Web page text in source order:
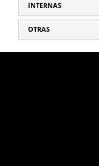
INTERNAS
OTRAS